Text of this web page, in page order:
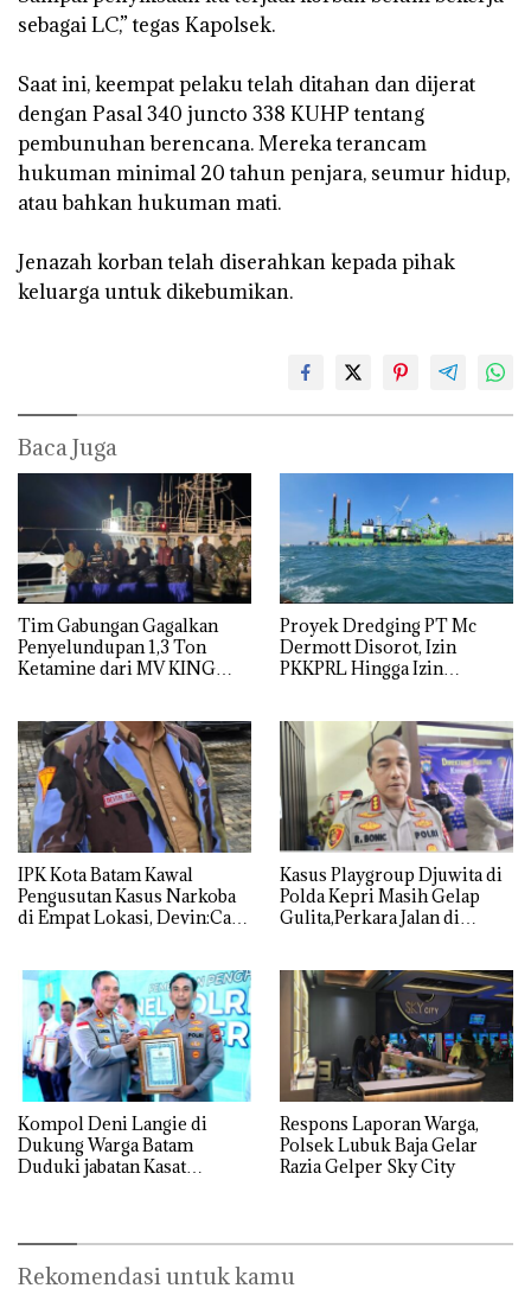
sebagai LC,” tegas Kapolsek.
‎Saat ini, keempat pelaku telah ditahan dan dijerat
dengan Pasal 340 juncto 338 KUHP tentang
pembunuhan berencana. Mereka terancam
hukuman minimal 20 tahun penjara, seumur hidup,
atau bahkan hukuman mati.
‎Jenazah korban telah diserahkan kepada pihak
keluarga untuk dikebumikan.
Baca Juga
Tim Gabungan Gagalkan
Penyelundupan 1,3 Ton
Ketamine dari MV KING
Proyek Dredging PT Mc
Dermott Disorot, Izin
PKKPRL Hingga Izin
IPK Kota Batam Kawal
Pengusutan Kasus Narkoba
di Empat Lokasi, Devin:Cari
Kasus Playgroup Djuwita di
Polda Kepri Masih Gelap
Gulita,Perkara Jalan di
Kompol Deni Langie di
Dukung Warga Batam
Duduki jabatan Kasat
Respons Laporan Warga,
Polsek Lubuk Baja Gelar
Razia Gelper Sky City
Rekomendasi untuk kamu